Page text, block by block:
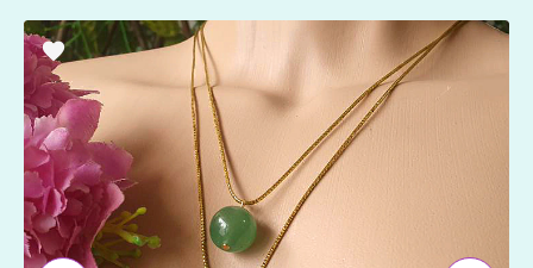
ADICIONAR
OS
FAVORITOS